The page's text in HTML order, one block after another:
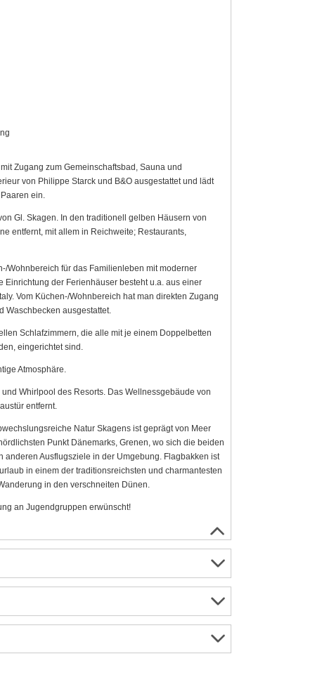
Zugang zum Gemeinschaftsbad, Sauna und
von Philippe Starck und B&O ausgestattet und lädt
ein.
Gl. Skagen. In den traditionell gelben Häusern von
entfernt, mit allem in Reichweite; Restaurants,
Wohnbereich für das Familienleben mit moderner
der Ferienhäuser besteht u.a. aus einer
Vom Küchen-/Wohnbereich hat man direkten Zugang
Waschbecken ausgestattet.
Schlafzimmern, die alle mit je einem Doppelbetten
eingerichtet sind.
Atmosphäre.
Whirlpool des Resorts. Das Wellnessgebäude von
entfernt.
Natur Skagens ist geprägt von Meer
Punkt Dänemarks, Grenen, wo sich die beiden
Ausflugsziele in der Umgebung. Flagbakken ist
in einem der traditionsreichsten und charmantesten
in den verschneiten Dünen.
an Jugendgruppen erwünscht!